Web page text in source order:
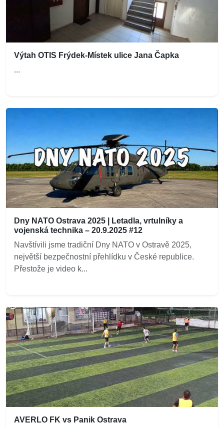
Výtah OTIS Frýdek-Místek ulice Jana Čapka
...
Dny NATO Ostrava 2025 | Letadla, vrtulníky a
vojenská technika – 20.9.2025 #12
Navštívili jsme tradiční Dny NATO v Ostravě 2025,
největší bezpečnostní přehlídku v České republice.
Přestože je video k...
AVERLO FK vs Panik Ostrava